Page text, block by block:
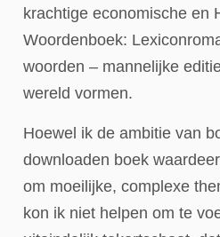
krachtige economische en
Woordenboek:
woorden – mannelijke
wereld vormen.
Hoewel ik de ambitie van
downloaden boek
om moeilijke, complexe
kon ik niet helpen om te